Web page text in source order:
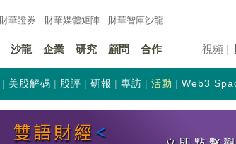
財華證券 財華媒體矩陣 財華智庫沙龍
沙龍 企業 研究 顧問 合作 視頻
美股解碼 股評 研報 專訪 活動 Web3